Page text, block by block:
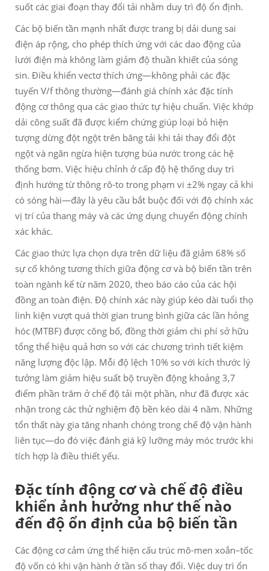
suốt các giai đoạn thay đổi tải nhằm duy trì độ ổn định.
Các bộ biến tần mạnh nhất được trang bị dải dung sai
điện áp rộng, cho phép thích ứng với các dao động của
lưới điện mà không làm giảm độ thuần khiết của sóng
sin. Điều khiển vectơ thích ứng—không phải các đặc
tuyến V/f thông thường—đánh giá chính xác đặc tính
động cơ thông qua các giao thức tự hiệu chuẩn. Việc khớp
dải công suất đã được kiểm chứng giúp loại bỏ hiện
tượng dừng đột ngột trên băng tải khi tải thay đổi đột
ngột và ngăn ngừa hiện tượng búa nước trong các hệ
thống bơm. Việc hiệu chỉnh ở cấp độ hệ thống duy trì
định hướng từ thông rô-to trong phạm vi ±2% ngay cả khi
có sóng hài—đây là yêu cầu bắt buộc đối với độ chính xác
vị trí của thang máy và các ứng dụng chuyển động chính
xác khác.
Các giao thức lựa chọn dựa trên dữ liệu đã giảm 68% số
sự cố không tương thích giữa động cơ và bộ biến tần trên
toàn ngành kể từ năm 2020, theo báo cáo của các hội
đồng an toàn điện. Độ chính xác này giúp kéo dài tuổi thọ
linh kiện vượt quá thời gian trung bình giữa các lần hỏng
hóc (MTBF) được công bố, đồng thời giảm chi phí sở hữu
tổng thể hiệu quả hơn so với các chương trình tiết kiệm
năng lượng độc lập. Mỗi độ lệch 10% so với kích thước lý
tưởng làm giảm hiệu suất bộ truyền động khoảng 3,7
điểm phần trăm ở chế độ tải một phần, như đã được xác
nhận trong các thử nghiệm độ bền kéo dài 4 năm. Những
tổn thất này gia tăng nhanh chóng trong chế độ vận hành
liên tục—do đó việc đánh giá kỹ lưỡng máy móc trước khi
tích hợp là điều thiết yếu.
Đặc tính động cơ và chế độ điều
khiển ảnh hưởng như thế nào
đến độ ổn định của bộ biến tần
Các động cơ cảm ứng thể hiện cấu trúc mô-men xoắn–tốc
độ vốn có khi vận hành ở tần số thay đổi. Việc duy trì ổn